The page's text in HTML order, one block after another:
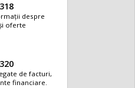
despre
oferte
de facturi,
financiare.